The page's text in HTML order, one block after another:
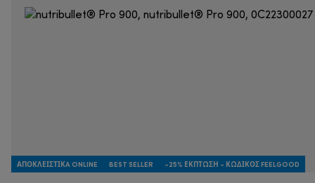
ΑΠΟΚΛΕΙΣΤΙΚA ONLINE BEST SELLER -25% ΈΚΠΤΩΣΗ - ΚΩΔΙΚΌΣ FEELGOOD